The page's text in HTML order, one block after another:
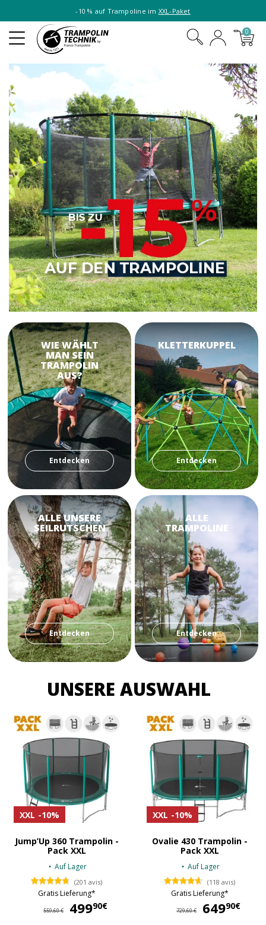
-10 % auf Trampoline im XXL-Paket
0
WIE WÄHLT
MAN SEIN
TRAMPOLIN
AUS?
Entdecken
KLETTERKUPPEL
Entdecken
ALLE UNSERE
SEILRUTSCHEN
Entdecken
ALLE
TRAMPOLINE
Entdecken
UNSERE AUSWAHL
XXL -10%
Jump’Up 360 Trampolin -
Pack XXL
Auf Lager
(201 avis)
Gratis Lieferung*
559,60 € 49990€
XXL -10%
Ovalie 430 Trampolin -
Pack XXL
Auf Lager
(118 avis)
Gratis Lieferung*
729,60 € 64990€